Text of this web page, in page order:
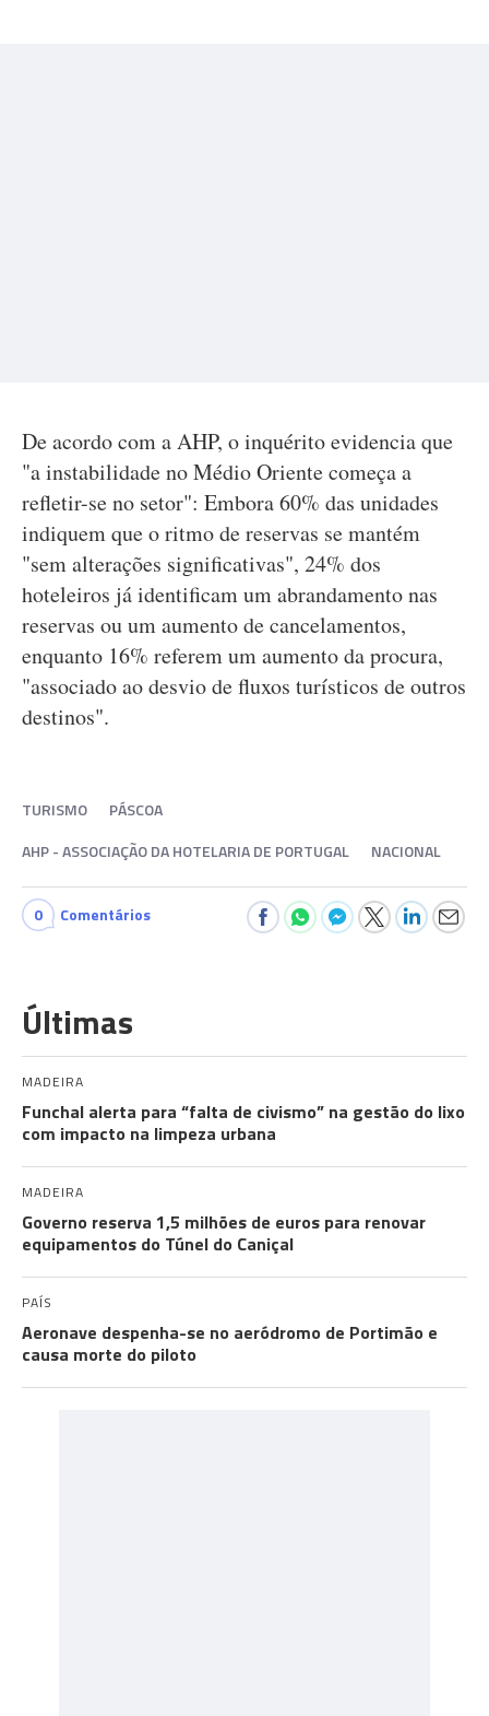
De acordo com a AHP, o inquérito evidencia que
"a instabilidade no Médio Oriente começa a
refletir-se no setor": Embora 60% das unidades
indiquem que o ritmo de reservas se mantém
"sem alterações significativas", 24% dos
hoteleiros já identificam um abrandamento nas
reservas ou um aumento de cancelamentos,
enquanto 16% referem um aumento da procura,
"associado ao desvio de fluxos turísticos de outros
destinos".
TURISMO
PÁSCOA
AHP - ASSOCIAÇÃO DA HOTELARIA DE PORTUGAL
NACIONAL
0 Comentários
Últimas
MADEIRA
Funchal alerta para “falta de civismo” na gestão do lixo
com impacto na limpeza urbana
MADEIRA
Governo reserva 1,5 milhões de euros para renovar
equipamentos do Túnel do Caniçal
PAÍS
Aeronave despenha-se no aeródromo de Portimão e
causa morte do piloto